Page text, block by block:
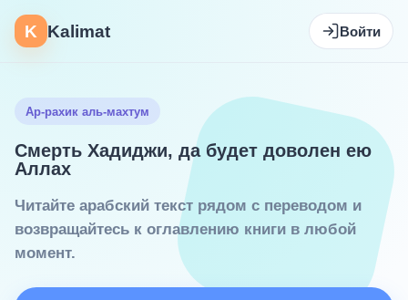
K Kalimat Войти
Ар-рахик аль-махтум
Смерть Хадиджи, да будет доволен ею
Аллах
Читайте арабский текст рядом с переводом и
возвращайтесь к оглавлению книги в любой
момент.